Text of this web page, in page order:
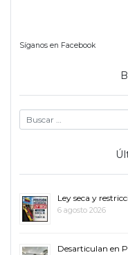
Síganos en Facebook
Ley seca y
6 agosto 2026
Desarticulan en